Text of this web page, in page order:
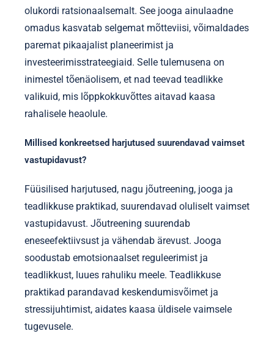
olukordi ratsionaalsemalt. See jooga ainulaadne
omadus kasvatab selgemat mõtteviisi, võimaldades
paremat pikaajalist planeerimist ja
investeerimisstrateegiaid. Selle tulemusena on
inimestel tõenäolisem, et nad teevad teadlikke
valikuid, mis lõppkokkuvõttes aitavad kaasa
rahalisele heaolule.
Millised konkreetsed harjutused suurendavad vaimset
vastupidavust?
Füüsilised harjutused, nagu jõutreening, jooga ja
teadlikkuse praktikad, suurendavad oluliselt vaimset
vastupidavust. Jõutreening suurendab
eneseefektiivsust ja vähendab ärevust. Jooga
soodustab emotsionaalset reguleerimist ja
teadlikkust, luues rahuliku meele. Teadlikkuse
praktikad parandavad keskendumisvõimet ja
stressijuhtimist, aidates kaasa üldisele vaimsele
tugevusele.